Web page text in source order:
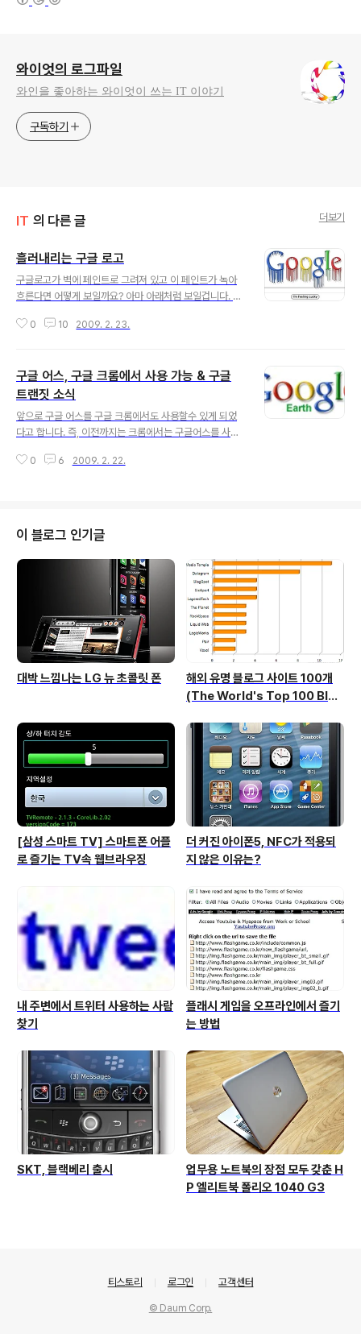
와이엇의 로그파일
와인을 좋아하는 와이엇이 쓰는 IT 이야기
구독하기
IT 의 다른 글 더보기
흘러내리는 구글 로고
구글로고가 벽에 페인트로 그려져 있고 이 페인트가 녹아
흐른다면 어떻게 보일까요? 아마 아래처럼 보일겁니다. 이
s라는 사람이 만들었다고 하는데, 그는 구글 로고뿐 아니라
듯이 그림을 그리는 graffiti예술을 즐겨 하는 사람인데 G
zzglz.com라는 사이트에 가면 그가 만든 다른 디자인 작
품을 볼수 있습니다. 보기에 조금 역겨운 것도 있고 괴기스
러운 느낌이 나는것도 많더군요. Gzzglz이라는 이름은 g
oogle에서 "e"를 모두 "z"로 바꾼것입니다. 첫번째 화면
에서는 google로고가 흘러내리고 있고 검색창이 있는데
0 10 2009. 2. 23.
구글 어스, 구글 크롬에서 사용 가능 & 구글
트랜짓 소식
앞으로 구글 어스를 구글 크롬에서도 사용할수 있게 되었
다고 합니다. 즉, 이전까지는 크롬에서는 구글어스를 사용
램이니 당연히 크롬에서 구글어스가 돌아가는 줄 알았는데
구글어스용 매시업이 있는것도 오늘 알았습니다. 미니전투
기는 어디서 본 기억이 있는데 몬스터 밀크트럭은 오늘 처
음 보는데 은근히 재미있네요. 구글은 궁극적으로 구글 맵
과 구글 어스를 하나의 제품으로 통합할 것인데 플러그인
개발은 이를 위한 첫번째 단계의 작업이라고 합니다. 그리
고, 다른 소식은 구글 트랜짓(Google Trans..
0 6 2009. 2. 22.
이 블로그 인기글
대박 느낌나는 LG 뉴 초콜릿 폰
해외 유명 블로그 사이트 100개
(The World's Top 100 Blog
[삼성 스마트 TV] 스마트폰 어플
로 즐기는 TV속 웹브라우징
더 커진 아이폰5, NFC가 적용되
지 않은 이유는?
내 주변에서 트위터 사용하는 사람
찾기
플래시 게임을 오프라인에서 즐기
는 방법
SKT, 블랙베리 출시
업무용 노트북의 장점 모두 갖춘 H
P 엘리트북 폴리오 1040 G3
티스토리 로그인 고객센터
© Daum Corp.